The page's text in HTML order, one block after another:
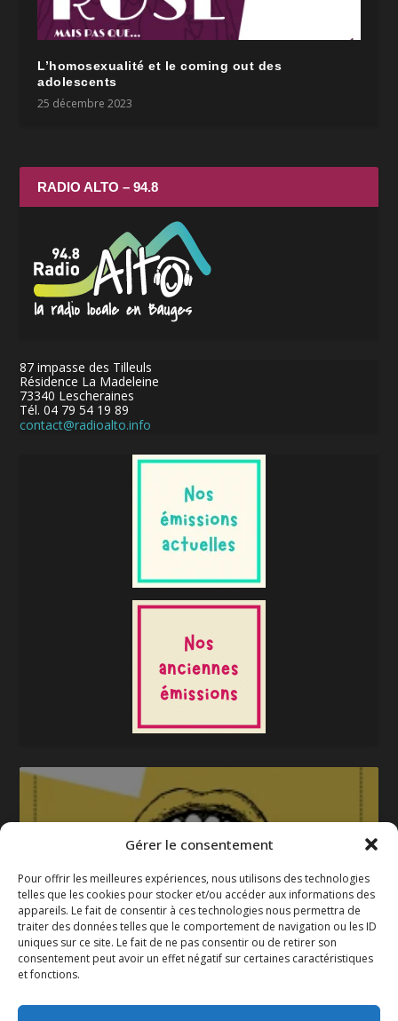
Gérer le consentement
Pour offrir les meilleures expériences, nous utilisons des technologies
telles que les cookies pour stocker et/ou accéder aux informations des
appareils. Le fait de consentir à ces technologies nous permettra de
traiter des données telles que le comportement de navigation ou les ID
uniques sur ce site. Le fait de ne pas consentir ou de retirer son
consentement peut avoir un effet négatif sur certaines caractéristiques
et fonctions.
L’homosexualité et le coming out des
adolescents
25 décembre 2023
RADIO ALTO – 94.8
87 impasse des Tilleuls
Résidence La Madeleine
73340 Lescheraines
Tél. 04 79 54 19 89
contact@radioalto.info
La gazette 2025-2026